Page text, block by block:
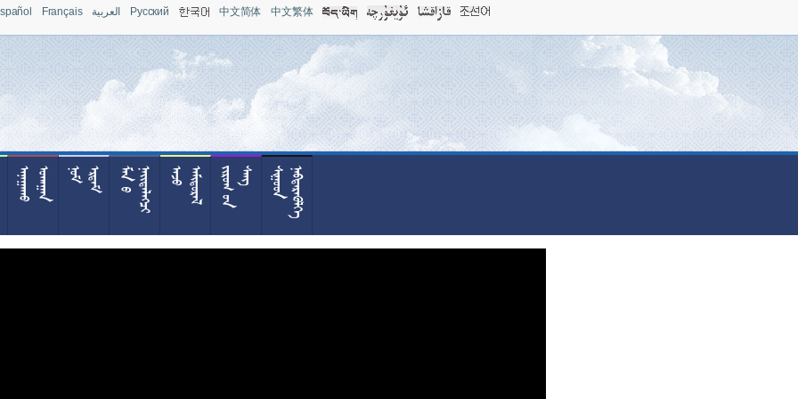
Français العربية Pусский 中文简体 中文繁体











  





  












 








  







 














